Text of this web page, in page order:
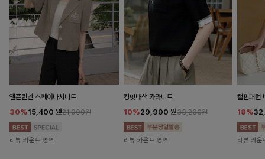
앤즌린넨 스퀘어나시니트
30%15,400 원21,900원
리뷰 카운트 영역
킹밋배색 카라니트
10%29,900 원33,200원
리뷰 카운트 영역
캘핀패턴
18%
리뷰 카운